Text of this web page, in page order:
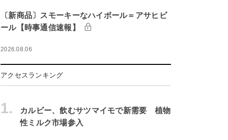
〔新商品〕スモーキーなハイボール＝アサヒビ
ール【時事通信速報】
2026.08.06
アクセスランキング
1.
カルビー、飲むサツマイモで新需要 植物
性ミルク市場参入